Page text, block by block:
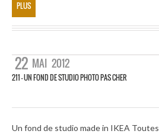
PLUS
22 MAI 2012
211 – UN FOND DE STUDIO PHOTO PAS CHER
Un fond de studio made in IKEA Toutes